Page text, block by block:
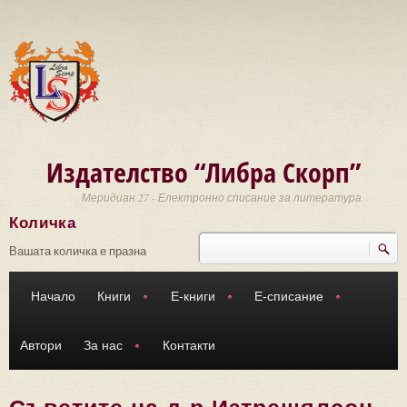
Издателство “Либра Скорп”
Меридиан 27 - Електронно списание за литература
Търси
Количка
Вашата количка е празна
Начало Книги Е-книги Е-списание
Автори За нас Контакти